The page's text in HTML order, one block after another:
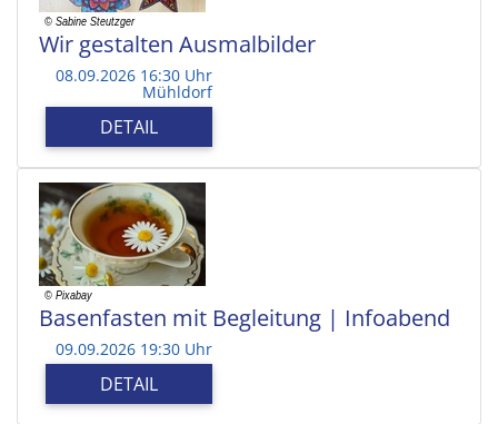
Wir gestalten Ausmalbilder
08.09.2026 16:30 Uhr
Mühldorf
DETAIL
Basenfasten mit Begleitung | Infoabend
09.09.2026 19:30 Uhr
DETAIL